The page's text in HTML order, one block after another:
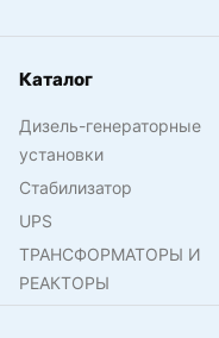
Каталог
Дизель-генераторные
установки
Стабилизатор
UPS
ТРАНСФОРМАТОРЫ И
РЕАКТОРЫ